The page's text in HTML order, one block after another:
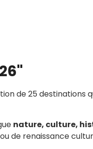
de 25 destinations
nature, culture,
de renaissance